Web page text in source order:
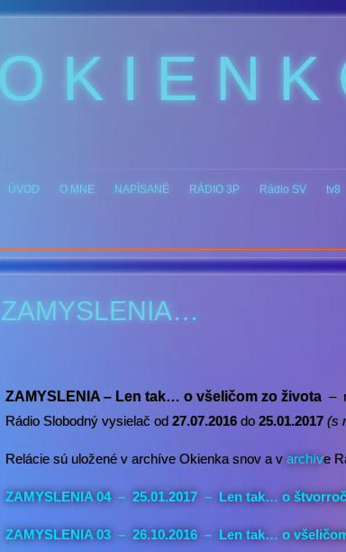
O K I E N
ÚVOD O MNE NAPÍSANÉ RÁDIO 3P Rádio SV tv8
ZAMYSLENIA…
ZAMYSLENIA – Len tak… o všeličom zo života –
Rádio Slobodný vysielač od 27.07.2016 do 25.01.2017 (s
Relácie sú uložené v archíve Okienka snov a v archíve
ZAMYSLENIA 04 – 25.01.2017 – Len tak… o
ZAMYSLENIA 03 – 26.10.2016 – Len tak… o